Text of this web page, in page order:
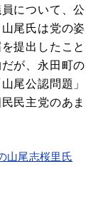
について、公
尾氏は党の姿
提出したこと
が、永田町の
尾公認問題」
民主党のあま
山尾志桜里氏